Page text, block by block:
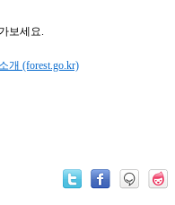
보세요.
개 (forest.go.kr)